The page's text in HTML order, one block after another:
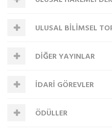
MAKALELERULUSAL BİLİMSEL
BİLDİRİ KİTABINDA BASILAN
DİĞER YAYINLAR
İDARİ GÖREVLER
ÖDÜLLER